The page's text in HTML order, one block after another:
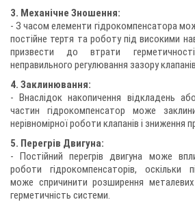
3. Механічне Зношення:
- З часом елементи гідрокомпенсатора
постійне тертя та роботу під високими
призвести до втрати
неправильного регулювання зазору
4. Заклинювання:
- Внаслідок накопичення відкладень
частин гідрокомпенсатор може
нерівномірної роботи клапанів і зниження
5. Перегрів Двигуна:
- Постійний перегрів двигуна може
роботи гідрокомпенсаторів, оскільки
може спричинити розширення
герметичність системи.